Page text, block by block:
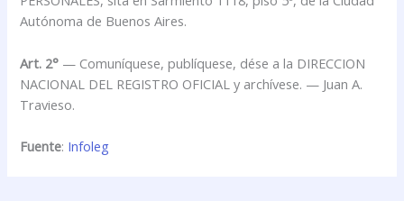
Autónoma de Buenos Aires.
Art. 2° — Comuníquese, publíquese, dése a la DIRECCION
NACIONAL DEL REGISTRO OFICIAL y archívese. — Juan A.
Travieso.
Fuente: Infoleg